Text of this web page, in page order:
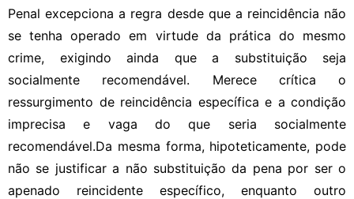
Penal excepciona a regra desde que a reincidência não
se tenha operado em virtude da prática do mesmo
crime, exigindo ainda que a substituição seja
socialmente recomendável. Merece crítica o
ressurgimento de reincidência específica e a condição
imprecisa e vaga do que seria socialmente
recomendável.Da mesma forma, hipoteticamente, pode
não se justificar a não substituição da pena por ser o
apenado reincidente específico, enquanto outro